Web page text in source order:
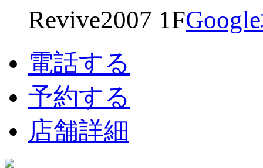
Revive2007 1F
電話する
予約する
店舗詳細